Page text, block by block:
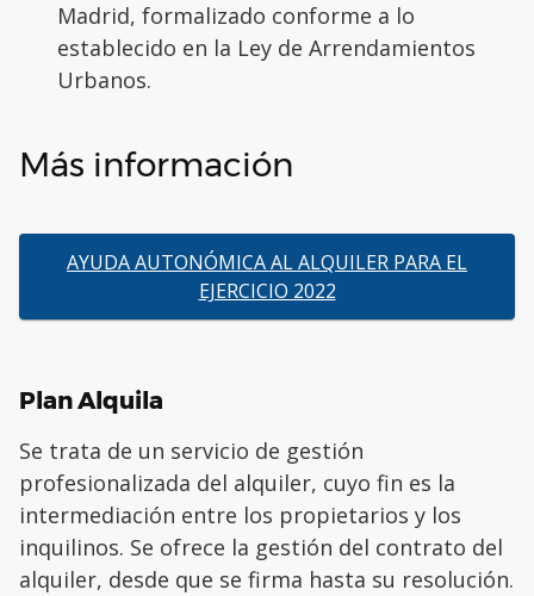
Madrid, formalizado conforme a lo
establecido en la Ley de Arrendamientos
Urbanos.
Más información
AYUDA AUTONÓMICA AL ALQUILER PARA EL
EJERCICIO 2022
Plan Alquila
Se trata de un servicio de gestión
profesionalizada del alquiler, cuyo fin es la
intermediación entre los propietarios y los
inquilinos. Se ofrece la gestión del contrato del
alquiler, desde que se firma hasta su resolución.